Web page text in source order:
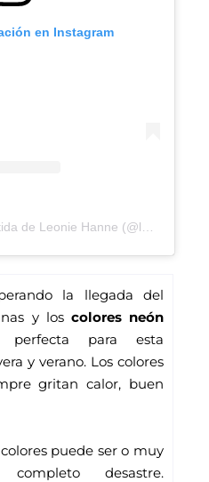
en Instagram
la llegada del
y los
para esta
y verano. Los colores
gritan calor, buen
puede ser o muy
desastre.